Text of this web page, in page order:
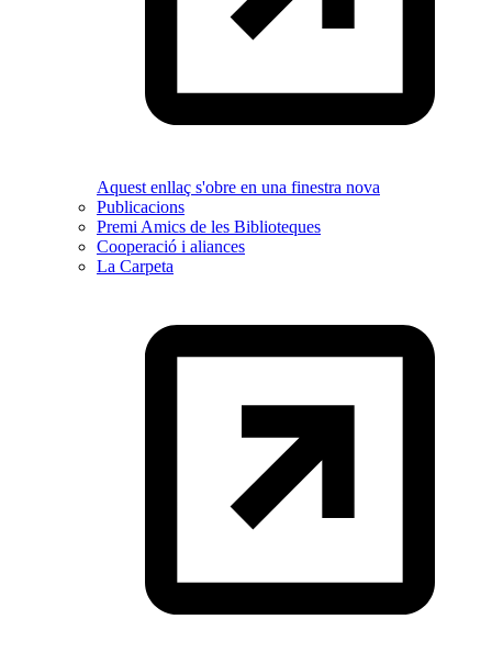
Aquest enllaç s'obre en una finestra nova
Publicacions
Premi Amics de les Biblioteques
Cooperació i aliances
La Carpeta